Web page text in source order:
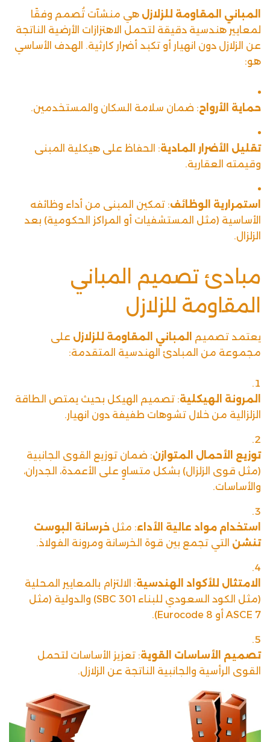
المباني المقاومة للزلازل هي منشآت تُصمم وفقًا
لمعايير هندسية دقيقة لتحمل الاهتزازات الأرضية الناتجة
عن الزلازل دون انهيار أو تكبد أضرار كارثية. الهدف الأساسي
هو:
حماية الأرواح: ضمان سلامة السكان والمستخدمين.
تقليل الأضرار المادية: الحفاظ على هيكلية المبنى
وقيمته العقارية.
استمرارية الوظائف: تمكين المبنى من أداء وظائفه
الأساسية (مثل المستشفيات أو المراكز الحكومية) بعد
الزلزال.
مبادئ تصميم المباني
المقاومة للزلازل
يعتمد تصميم المباني المقاومة للزلازل على
مجموعة من المبادئ الهندسية المتقدمة:
المرونة الهيكلية: تصميم الهيكل بحيث يمتص الطاقة
الزلزالية من خلال تشوهات طفيفة دون انهيار.
توزيع الأحمال المتوازن: ضمان توزيع القوى الجانبية
(مثل قوى الزلزال) بشكل متساوٍ على الأعمدة، الجدران،
والأساسات.
استخدام مواد عالية الأداء: مثل خرسانة البوست
تنشن التي تجمع بين قوة الخرسانة ومرونة الفولاذ.
الامتثال للأكواد الهندسية: الالتزام بالمعايير المحلية
(مثل الكود السعودي للبناء SBC 301) والدولية (مثل
ASCE 7 أو Eurocode 8).
تصميم الأساسات القوية: تعزيز الأساسات لتحمل
القوى الرأسية والجانبية الناتجة عن الزلازل.